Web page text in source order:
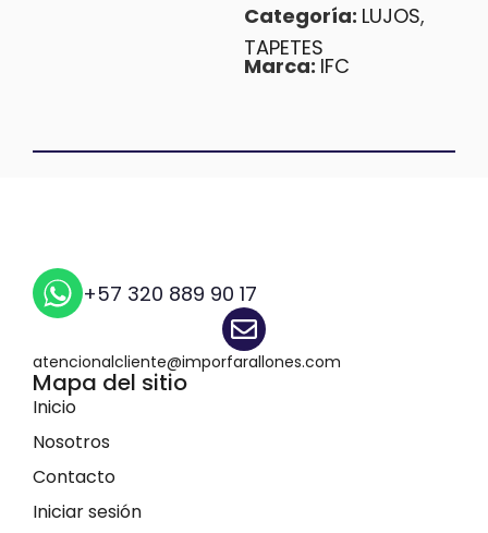
Categoría: LUJOS,
TAPETES
Marca: IFC
+57 320 889 90 17
atencionalcliente@imporfarallones.com
Mapa del sitio
Inicio
Nosotros
Contacto
Iniciar sesión